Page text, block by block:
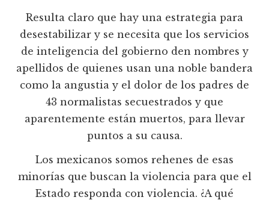
Resulta claro que hay una estrategia para
desestabilizar y se necesita que los servicios
de inteligencia del gobierno den nombres y
apellidos de quienes usan una noble bandera
como la angustia y el dolor de los padres de
43 normalistas secuestrados y que
aparentemente están muertos, para llevar
puntos a su causa.
Los mexicanos somos rehenes de esas
minorías que buscan la violencia para que el
Estado responda con violencia. ¿A qué